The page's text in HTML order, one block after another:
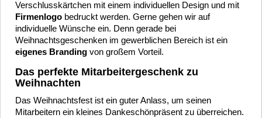
Verschlusskärtchen mit einem individuellen Design und mit
Firmenlogo bedruckt werden. Gerne gehen wir auf
individuelle Wünsche ein. Denn gerade bei
Weihnachtsgeschenken im gewerblichen Bereich ist ein
eigenes Branding von großem Vorteil.
Das perfekte Mitarbeitergeschenk zu
Weihnachten
Das Weihnachtsfest ist ein guter Anlass, um seinen
Mitarbeitern ein kleines Dankeschönpräsent zu überreichen.